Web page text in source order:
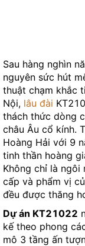
Sau hàng nghìn
nguyên sức hút
thuật chạm khắc
Nội, lâu đài
thách thức dòng
châu Âu cổ kính.
Hoàng Hải với 9
tinh thần hoàng
Không chỉ là ngôi
cấp và phẩm vị
đều được thăng
Dự án KT21022
kế theo phong
mô 3 tầng ấn